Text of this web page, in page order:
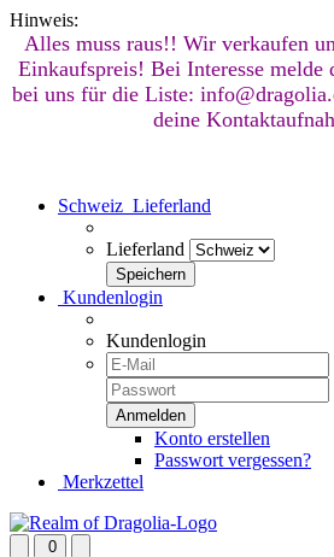
Hinweis:
Alles muss raus!! Wir verkaufen
Einkaufspreis! Bei Interesse
bei uns für die Liste:
deine
Schweiz Lieferland
Lieferland
Kundenlogin
Kundenlogin
Konto erstellen
Passwort vergessen?
Merkzettel
0